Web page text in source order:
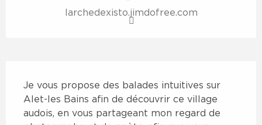
larchedexisto.jimdofree.com
Je vous propose des balades intuitives sur
Alet-les Bains afin de découvrir ce village
audois, en vous partageant mon regard de